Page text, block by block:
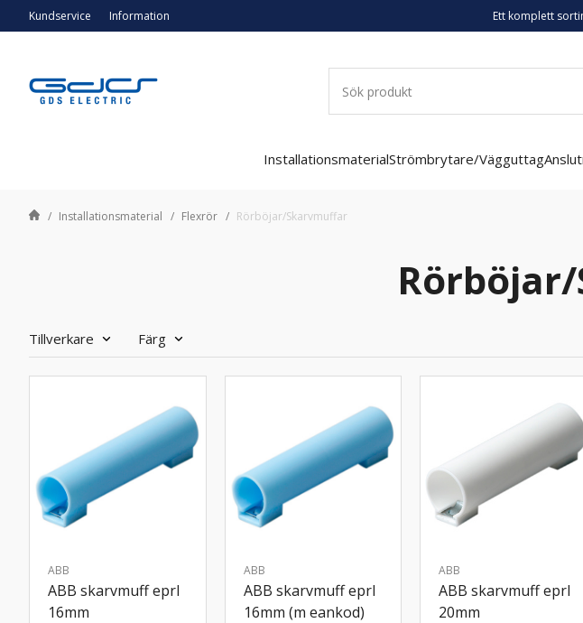
Kundservice Information Ett komplett
InstallationsmaterialStrömbrytare/Vägguttag
Installationsmaterial Flexrör Rörböjar/Skarvmuffar
Tillverkare Färg
ABB
ABB skarvmuff eprl
16mm
ABB
ABB skarvmuff eprl
16mm (m eankod)
ABB
ABB skarvmuff eprl
20mm